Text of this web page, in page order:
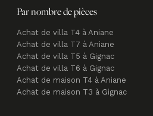
Par nombre de pièces
Achat de villa T4 à Aniane
Achat de villa T7 à Aniane
Achat de villa T5 à Gignac
Achat de villa T6 à Gignac
Achat de maison T4 à Aniane
Achat de maison T3 à Gignac